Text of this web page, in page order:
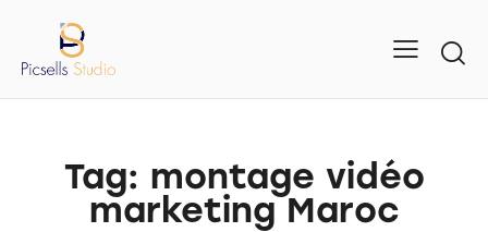
Tag: montage vidéo
marketing Maroc